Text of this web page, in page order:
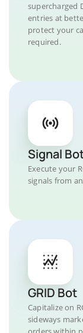
supercharged
entries at
protect your
required.
Signal
Execute your
signals from
GRID Bot
Capitalize on
sideways